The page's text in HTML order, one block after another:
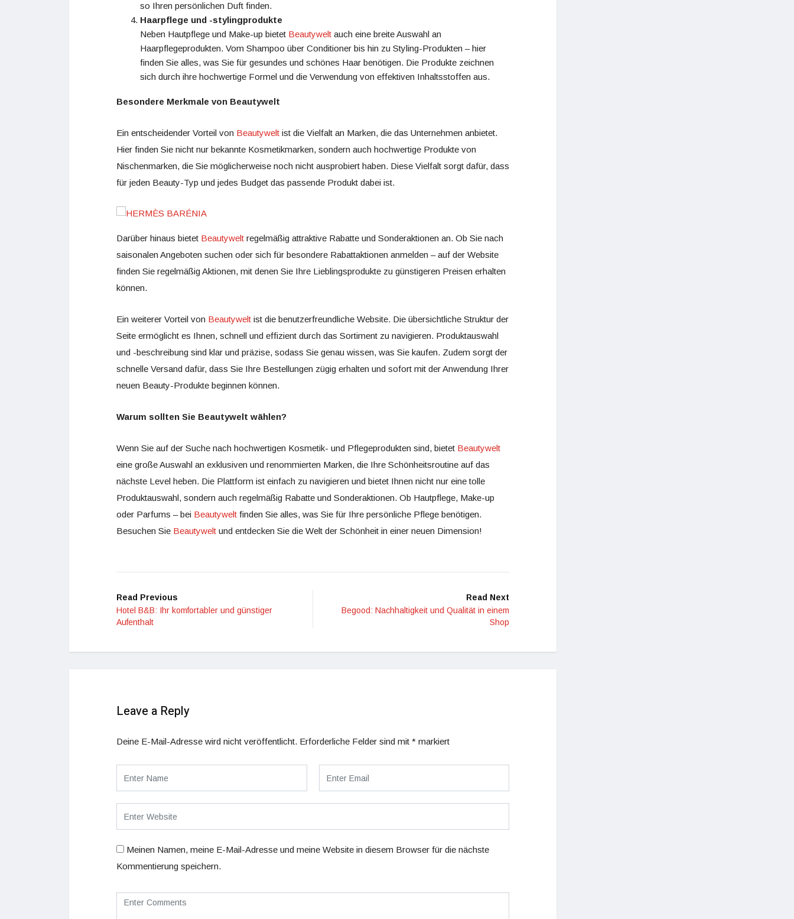
so Ihren persönlichen Duft finden.
Haarpflege und -stylingprodukte
Neben Hautpflege und Make-up bietet Beautywelt auch eine breite Auswahl an
Haarpflegeprodukten. Vom Shampoo über Conditioner bis hin zu Styling-Produkten – hier
finden Sie alles, was Sie für gesundes und schönes Haar benötigen. Die Produkte zeichnen
sich durch ihre hochwertige Formel und die Verwendung von effektiven Inhaltsstoffen aus.
Besondere Merkmale von Beautywelt
Ein entscheidender Vorteil von Beautywelt ist die Vielfalt an Marken, die das Unternehmen anbietet.
Hier finden Sie nicht nur bekannte Kosmetikmarken, sondern auch hochwertige Produkte von
Nischenmarken, die Sie möglicherweise noch nicht ausprobiert haben. Diese Vielfalt sorgt dafür, dass
für jeden Beauty-Typ und jedes Budget das passende Produkt dabei ist.
Darüber hinaus bietet Beautywelt regelmäßig attraktive Rabatte und Sonderaktionen an. Ob Sie nach
saisonalen Angeboten suchen oder sich für besondere Rabattaktionen anmelden – auf der Website
finden Sie regelmäßig Aktionen, mit denen Sie Ihre Lieblingsprodukte zu günstigeren Preisen erhalten
können.
Ein weiterer Vorteil von Beautywelt ist die benutzerfreundliche Website. Die übersichtliche Struktur der
Seite ermöglicht es Ihnen, schnell und effizient durch das Sortiment zu navigieren. Produktauswahl
und -beschreibung sind klar und präzise, sodass Sie genau wissen, was Sie kaufen. Zudem sorgt der
schnelle Versand dafür, dass Sie Ihre Bestellungen zügig erhalten und sofort mit der Anwendung Ihrer
neuen Beauty-Produkte beginnen können.
Warum sollten Sie Beautywelt wählen?
Wenn Sie auf der Suche nach hochwertigen Kosmetik- und Pflegeprodukten sind, bietet Beautywelt
eine große Auswahl an exklusiven und renommierten Marken, die Ihre Schönheitsroutine auf das
nächste Level heben. Die Plattform ist einfach zu navigieren und bietet Ihnen nicht nur eine tolle
Produktauswahl, sondern auch regelmäßig Rabatte und Sonderaktionen. Ob Hautpflege, Make-up
oder Parfums – bei Beautywelt finden Sie alles, was Sie für Ihre persönliche Pflege benötigen.
Besuchen Sie Beautywelt und entdecken Sie die Welt der Schönheit in einer neuen Dimension!
Read Previous
Hotel B&B: Ihr komfortabler und günstiger
Aufenthalt
Read Next
Begood: Nachhaltigkeit und Qualität in einem
Shop
Leave a Reply
Deine E-Mail-Adresse wird nicht veröffentlicht. Erforderliche Felder sind mit * markiert
Meinen Namen, meine E-Mail-Adresse und meine Website in diesem Browser für die nächste
Kommentierung speichern.